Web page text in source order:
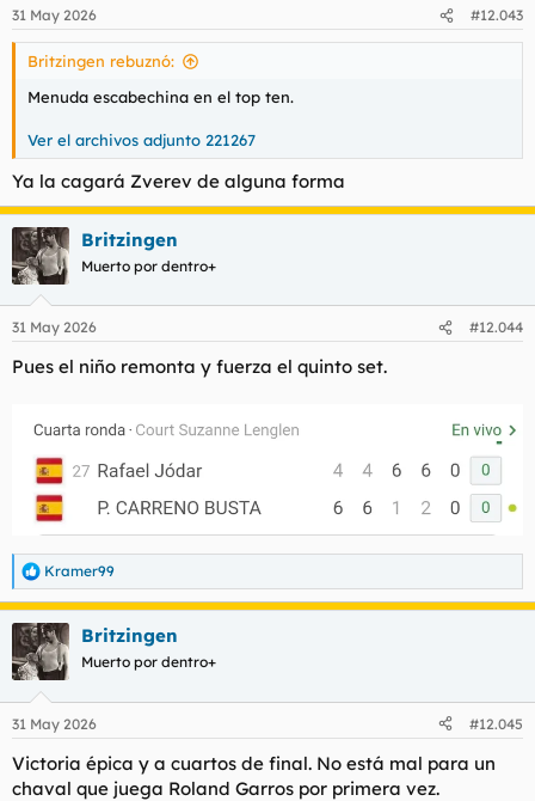
31 May 2026 #12.043
Britzingen rebuznó:
Menuda escabechina en el top ten.
Ver el archivos adjunto 221267
Ya la cagará Zverev de alguna forma
Britzingen
Muerto por dentro+
31 May 2026 #12.044
Pues el niño remonta y fuerza el quinto set.
R
e
a
c
c
i
e
:
Kramer99
Britzingen
Muerto por dentro+
31 May 2026 #12.045
Victoria épica y a cuartos de final. No está mal para un
chaval que juega Roland Garros por primera vez.